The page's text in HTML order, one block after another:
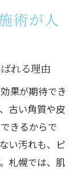
術が人
れる理由
果が期待でき
古い角質や皮
きるからで
い汚れも、ピ
札幌では、肌